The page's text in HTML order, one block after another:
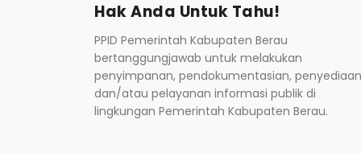
Hak Anda Untuk Tahu!
PPID Pemerintah Kabupaten Berau
bertanggungjawab untuk melakukan
penyimpanan, pendokumentasian,
dan/atau pelayanan informasi publik di
lingkungan Pemerintah Kabupaten Berau.